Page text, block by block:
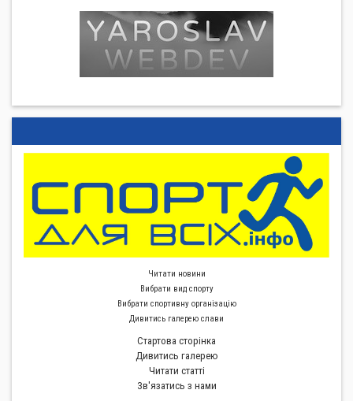
Читати новини
Вибрати вид спорту
Вибрати спортивну органiзацiю
Дивитись галерею слави
Стартова сторiнка
Дивитись галерею
Читати статті
Зв'язатись з нами